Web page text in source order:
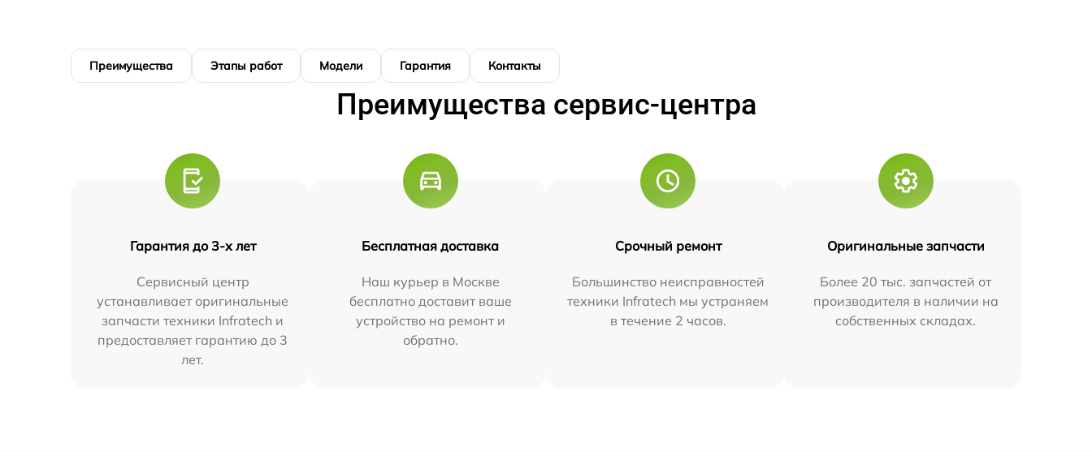
Преимущества Этапы работ Модели Гарантия Контакты
Преимущества сервис-центра
Гарантия до 3-х лет
Сервисный центр
устанавливает оригинальные
запчасти техники Infratech и
предоставляет гарантию до 3
лет.
Бесплатная доставка
Наш курьер в Москве
бесплатно доставит ваше
устройство на ремонт и
обратно.
Срочный ремонт
Большинство неисправностей
техники Infratech мы устраняем
в течение 2 часов.
Оригинальные запчасти
Более 20 тыс. запчастей от
производителя в наличии на
собственных складах.